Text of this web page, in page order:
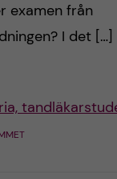
examen från
I det […]